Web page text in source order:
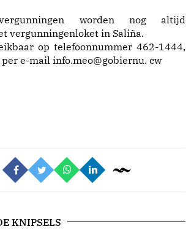
vergunningen worden nog altijd
vergunningenloket in Saliña.
op telefoonnummer 462-1444,
e-mail info.meo@gobiernu. cw
KNIPSELS